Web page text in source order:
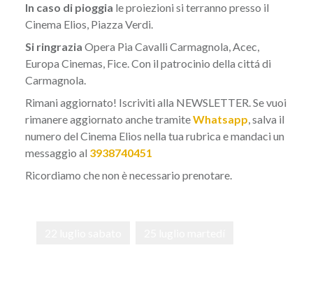
In caso di pioggia le proiezioni si terranno presso il
Cinema Elios, Piazza Verdi.
Si ringrazia Opera Pia Cavalli Carmagnola, Acec,
Europa Cinemas, Fice. Con il patrocinio della cittá di
Carmagnola.
Rimani aggiornato! Iscriviti alla NEWSLETTER. Se vuoi
rimanere aggiornato anche tramiteWhatsapp, salva il
numero del Cinema Elios nella tua rubrica e mandaci un
messaggio al 3938740451
Ricordiamo che non è necessario prenotare.